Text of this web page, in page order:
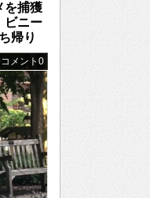
を捕獲
ニー
帰り
コメント0